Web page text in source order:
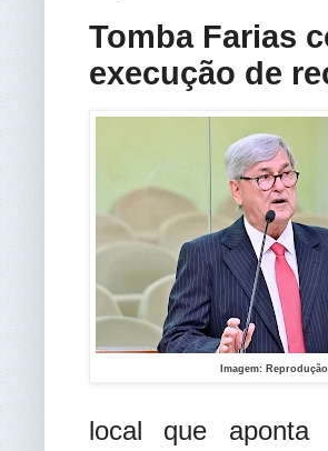
Tomba Farias
execução de
Imagem: Reprodução
local que